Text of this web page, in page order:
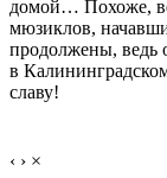
домой… Похоже,
мюзиклов,
продолжены, ведь
в
славу!
‹ › ×